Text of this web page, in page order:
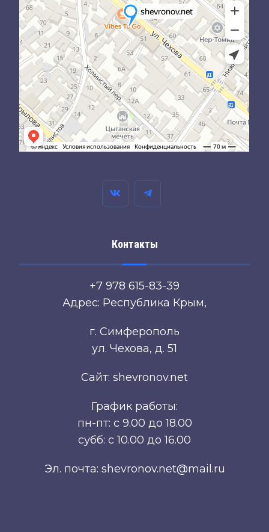
Контакты
+7 978 615-83-39
Адрес: Республика Крым,
г. Симферополь
ул. Чехова, д. 51
Сайт: shevronov.net
График работы:
пн-пт: с 9.00 до 18.00
субб: с 10.00 до 16.00
Эл. почта: shevronov.net@mail.ru